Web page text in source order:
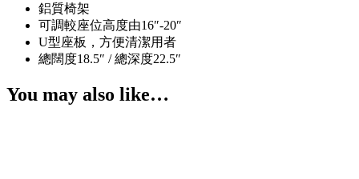
鋁質椅架
可調較座位高度由16″-20″
U型座板，方便清潔用者
總闊度18.5″ / 總深度22.5″
You may also like…